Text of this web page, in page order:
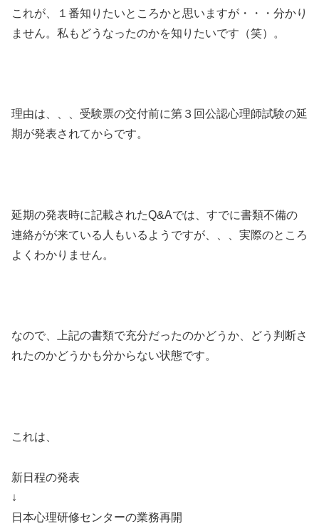
これが、１番知りたいところかと思いますが・・・分かり
ません。私もどうなったのかを知りたいです（笑）。
理由は、、、受験票の交付前に第３回公認心理師試験の延
期が発表されてからです。
延期の発表時に記載されたQ&Aでは、すでに書類不備の
連絡がが来ている人もいるようですが、、、実際のところ
よくわかりません。
なので、上記の書類で充分だったのかどうか、どう判断さ
れたのかどうかも分からない状態です。
これは、
新日程の発表
↓
日本心理研修センターの業務再開